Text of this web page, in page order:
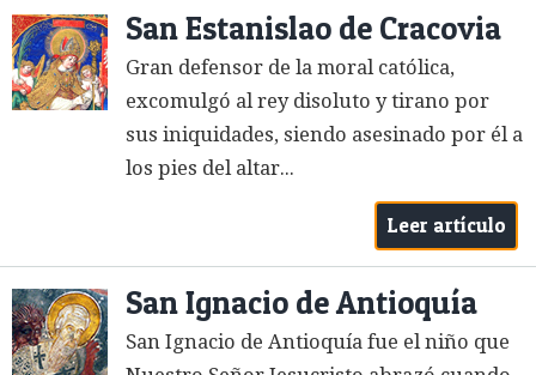
San Estanislao de Cracovia
Gran defensor de la moral católica,
excomulgó al rey disoluto y tirano por
sus iniquidades, siendo asesinado por él a
los pies del altar...
Leer artículo
San Ignacio de Antioquía
San Ignacio de Antioquía fue el niño que